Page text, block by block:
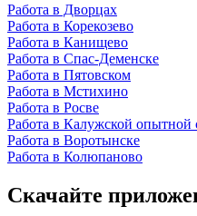
Работа в Дворцах
Работа в Корекозево
Работа в Канищево
Работа в Спас-Деменске
Работа в Пятовском
Работа в Мстихино
Работа в Росве
Работа в Калужской опытной
Работа в Воротынске
Работа в Колюпаново
Скачайте